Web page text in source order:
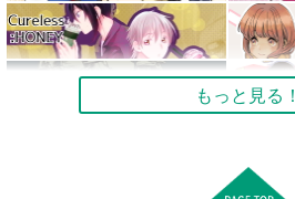
もっと見る！